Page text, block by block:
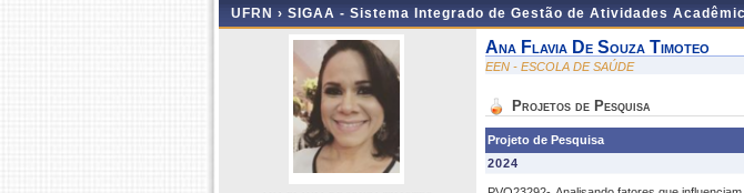
UFRN › SIGAA - Sistema Integrado de Gestão de Atividades
Ana Flavia De Souza Timoteo
EEN - ESCOLA DE SAÚDE
Projetos de Pesquisa
Projeto de Pesquisa
2024